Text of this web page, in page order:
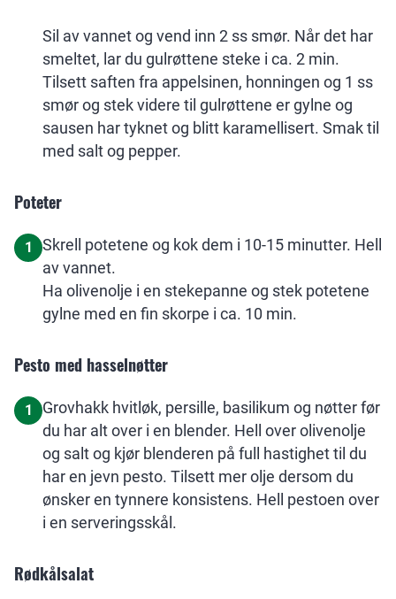
Sil av vannet og vend inn 2 ss smør. Når det har
smeltet, lar du gulrøttene steke i ca. 2 min.
Tilsett saften fra appelsinen, honningen og 1 ss
smør og stek videre til gulrøttene er gylne og
sausen har tyknet og blitt karamellisert. Smak til
med salt og pepper.
Poteter
1
Skrell potetene og kok dem i 10-15 minutter. Hell
av vannet.
Ha olivenolje i en stekepanne og stek potetene
gylne med en fin skorpe i ca. 10 min.
Pesto med hasselnøtter
1
Grovhakk hvitløk, persille, basilikum og nøtter før
du har alt over i en blender. Hell over olivenolje
og salt og kjør blenderen på full hastighet til du
har en jevn pesto. Tilsett mer olje dersom du
ønsker en tynnere konsistens. Hell pestoen over
i en serveringsskål.
Rødkålsalat